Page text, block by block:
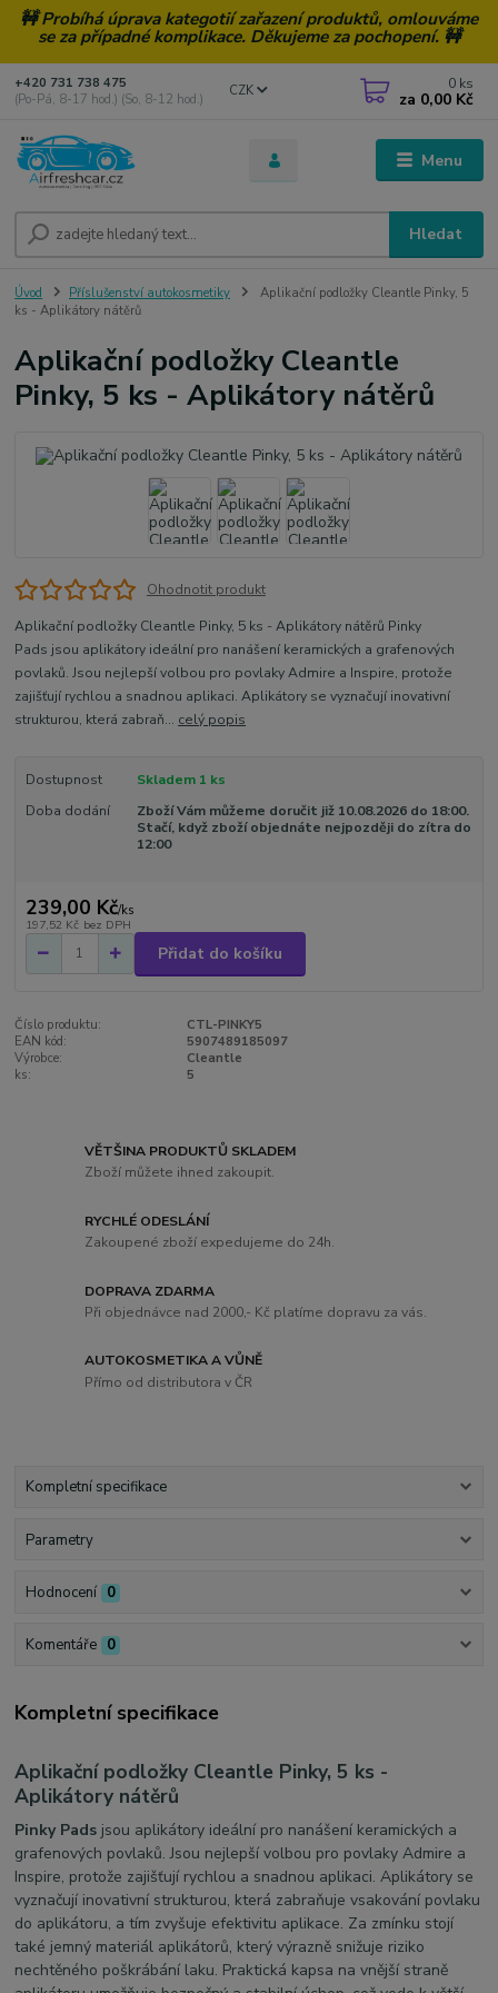
🚧 Probíhá úprava kategotií zařazení produktů, omlouváme
se za případné komplikace. Děkujeme za pochopení. 🚧
Menu
CZK
Hledat
+420 731 738 475
(Po-Pá, 8-17 hod.) (So, 8-12 hod.)
0 ks
za 0,00 Kč
Úvod Příslušenství autokosmetiky
Aplikační podložky Cleantle Pinky, 5
ks - Aplikátory nátěrů
Aplikační podložky Cleantle
Pinky, 5 ks - Aplikátory nátěrů
Ohodnotit produkt
Aplikační podložky Cleantle Pinky, 5 ks - Aplikátory nátěrů Pinky
Pads jsou aplikátory ideální pro nanášení keramických a grafenových
povlaků. Jsou nejlepší volbou pro povlaky Admire a Inspire, protože
zajišťují rychlou a snadnou aplikaci. Aplikátory se vyznačují inovativní
strukturou, která zabraň... celý popis
Dostupnost
Skladem 1 ks
Doba dodání
Zboží Vám můžeme doručit již 10.08.2026 do 18:00.
Stačí, když zboží objednáte nejpozději do zítra do
12:00
239,00 Kč/ks
197,52 Kč bez DPH
Přidat do košíku
Číslo produktu:
CTL-PINKY5
EAN kód:
5907489185097
Výrobce:
Cleantle
ks:
5
VĚTŠINA PRODUKTŮ SKLADEM
Zboží můžete ihned zakoupit.
RYCHLÉ ODESLÁNÍ
Zakoupené zboží expedujeme do 24h.
DOPRAVA ZDARMA
Při objednávce nad 2000,- Kč platíme dopravu za vás.
AUTOKOSMETIKA A VŮNĚ
Přímo od distributora v ČR
Kompletní specifikace
Parametry
Hodnocení 0
Komentáře 0
Kompletní specifikace
Aplikační podložky Cleantle Pinky, 5 ks -
Aplikátory nátěrů
Pinky Pads jsou aplikátory ideální pro nanášení keramických a
grafenových povlaků. Jsou nejlepší volbou pro povlaky Admire a
Inspire, protože zajišťují rychlou a snadnou aplikaci. Aplikátory se
vyznačují inovativní strukturou, která zabraňuje vsakování povlaku
do aplikátoru, a tím zvyšuje efektivitu aplikace. Za zmínku stojí
také jemný materiál aplikátorů, který výrazně snižuje riziko
nechtěného poškrábání laku. Praktická kapsa na vnější straně